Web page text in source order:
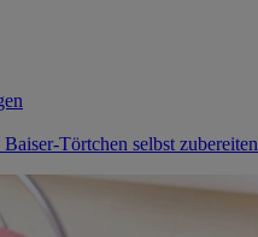
Törtchen selbst zubereiten